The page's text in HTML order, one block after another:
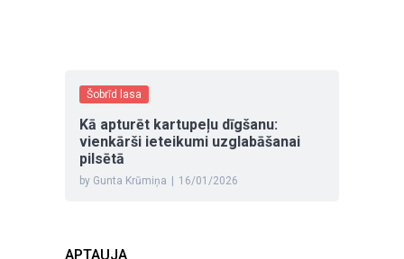
Šobrīd lasa
Kā apturēt kartupeļu dīgšanu:
vienkārši ieteikumi uzglabāšanai
pilsētā
by Gunta Krūmiņa 16/01/2026
APTAUJA